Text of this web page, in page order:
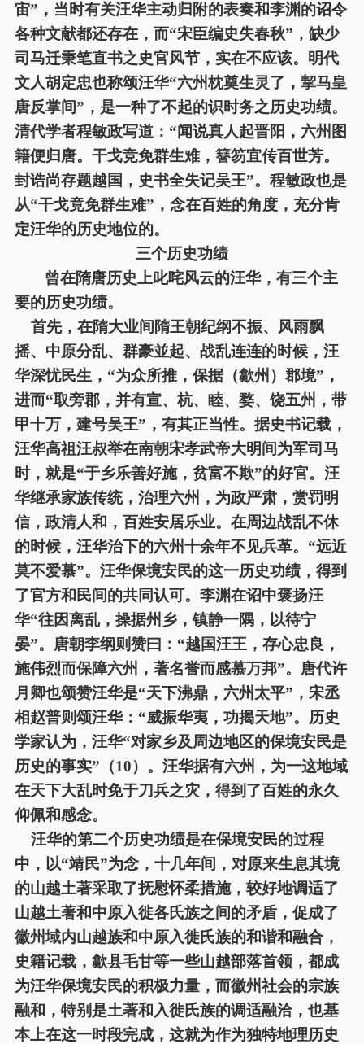
宙”，当时有关汪华主动归附的表奏和李渊的诏令
各种文献都还存在，而“宋臣编史失春秋”，缺少
司马迁秉笔直书之史官风节，实在不应该。明代
文人胡定忠也称颂汪华“六州枕奠生灵了，挈马皇
唐反掌间”，是一种了不起的识时务之历史功绩。
清代学者程敏政写道：“闻说真人起晋阳，六州图
籍便归唐。干戈竞免群生难，簮笏宜传百世芳。
封诰尚存题越国，史书全失记吴王”。程敏政也是
从“干戈竟免群生难”，念在百姓的角度，充分肯
定汪华的历史地位的。
三个历史功绩
曾在隋唐历史上叱咤风云的汪华，有三个主
要的历史功绩。
首先，在隋大业间隋王朝纪纲不振、风雨飘
摇、中原分乱、群豪並起、战乱连连的时候，汪
华深忧民生， “为众所推，保据（歙州）郡境”，
进而“取旁郡，并有宣、杭、睦、婺、饶五州，带
甲十万，建号吴王”，有其正当性。据史书记载，
汪华高祖汪叔举在南朝宋孝武帝大明间为军司马
时，就是“于乡乐善好施，贫富不欺”的好官。汪
华继承家族传统，治理六州，为政严肃，赏罚明
信，政清人和，百姓安居乐业。在周边战乱不休
的时候，汪华治下的六州十余年不见兵革。 “远近
莫不爱慕”。汪华保境安民的这一历史功绩，得到
了官方和民间的共同认可。李渊在诏中褒扬汪
华“往因离乱，操据州乡，镇静一隅，以待宁
晏”。唐朝李纲则赞曰：“越国汪王，存心忠良，
施伟烈而保障六州，著名誉而感慕万邦”。唐代许
月卿也颂赞汪华是“天下沸鼎，六州太平”，宋丞
相赵普则颂汪华：“威振华夷，功揭天地”。历史
学家认为，汪华“对家乡及周边地区的保境安民是
历史的事实”（10）。汪华据有六州，为一这地域
在天下大乱时免于刀兵之灾，得到了百姓的永久
仰佩和感念。
汪华的第二个历史功绩是在保境安民的过程
中，以“靖民”为念，十几年间，对原来生息其境
的山越土著采取了抚慰怀柔措施，较好地调适了
山越土著和中原入徙各氏族之间的矛盾，促成了
徽州域内山越族和中原入徙氏族的和谐和融合，
史籍记载，歙县毛甘等一些山越部落首领，都成
为汪华保境安民的积极力量，而徽州社会的宗族
融和，特别是土著和入徙氏族的调适融洽，也基
本上在这一时段完成，这就为作为独特地理历史